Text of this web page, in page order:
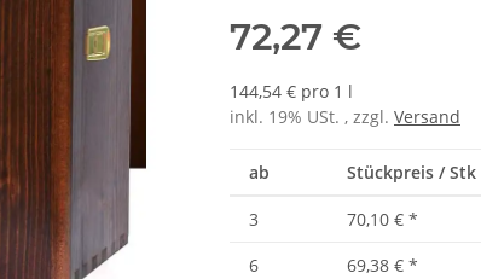
72,27 €
144,54 € pro 1 l
inkl. 19% USt. , zzgl. Versand
ab Stückpreis / Stk
3 70,10 € *
6
69,38 € *